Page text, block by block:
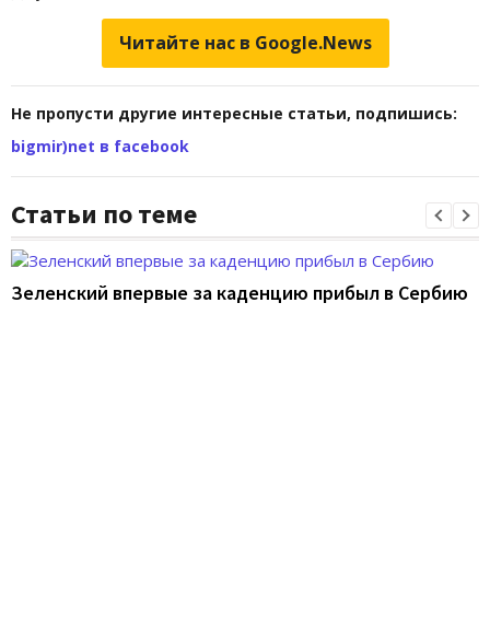
Читайте нас в Google.News
Не пропусти другие интересные статьи, подпишись:
bigmir)net в facebook
Статьи по теме
Зеленский впервые за каденцию прибыл в Сербию